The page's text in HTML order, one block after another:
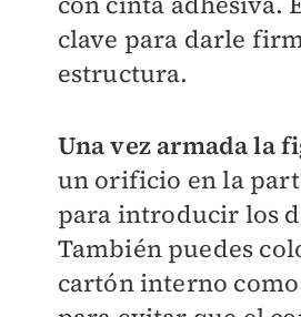
clave para darle
estructura.
Una vez armada la
un orificio en la
para introducir los
También puedes
cartón interno